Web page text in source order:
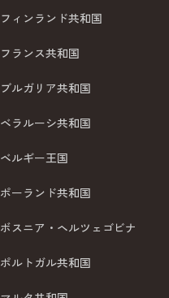
フィンランド共和国
フランス共和国
ブルガリア共和国
ベラルーシ共和国
ベルギー王国
ポーランド共和国
ボスニア・ヘルツェゴビナ
ポルトガル共和国